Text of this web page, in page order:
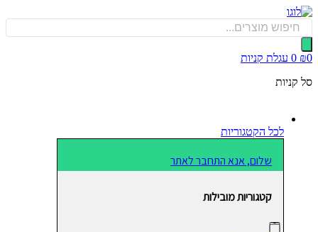
0 עגלת קניות
לכל הקטגוריות
שלום, אנא התחבר לאתר
קטגוריות מובילות